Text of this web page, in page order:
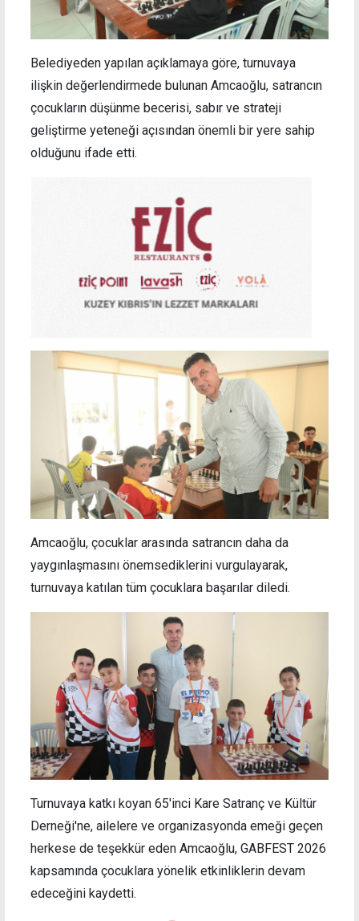
Belediyeden yapılan açıklamaya göre, turnuvaya
ilişkin değerlendirmede bulunan Amcaoğlu, satrancın
çocukların düşünme becerisi, sabır ve strateji
geliştirme yeteneği açısından önemli bir yere sahip
olduğunu ifade etti.
Amcaoğlu, çocuklar arasında satrancın daha da
yaygınlaşmasını önemsediklerini vurgulayarak,
turnuvaya katılan tüm çocuklara başarılar diledi.
Turnuvaya katkı koyan 65'inci Kare Satranç ve Kültür
Derneği'ne, ailelere ve organizasyonda emeği geçen
herkese de teşekkür eden Amcaoğlu, GABFEST 2026
kapsamında çocuklara yönelik etkinliklerin devam
edeceğini kaydetti.